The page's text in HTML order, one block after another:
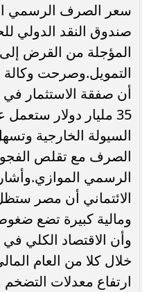
سعر الصرف الرسمي
صندوق النقد الدولي
المؤجلة من القرض
التمويل.وصرحت وكالة
أن صفقة الاستثمار في
35 مليار دولار
السيولة الخارجية
الصرف مع تقلص
الرسمي
الائتماني أن مصر
ومالية كبيرة تضع
وأن الاقتصاد الكلي
ارتفاع معدلات